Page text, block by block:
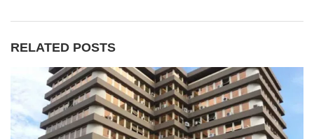
RELATED POSTS